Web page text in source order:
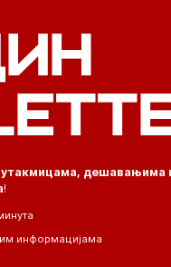
утакмицама, дешавањима
!
информацијама